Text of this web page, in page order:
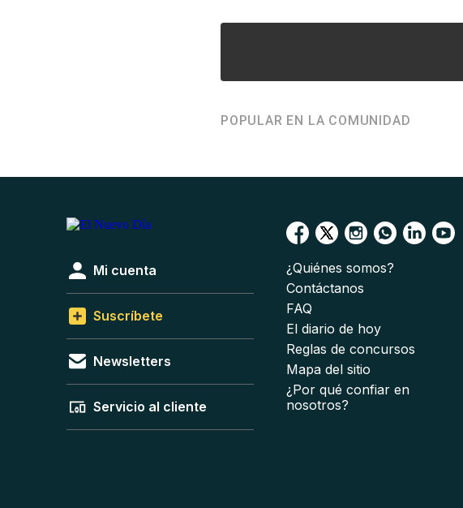
POPULAR EN LA COMUNIDAD
Mi cuenta
Suscríbete
Newsletters
Servicio al cliente
¿Quiénes somos?
Contáctanos
FAQ
El diario de hoy
Reglas de concursos
Mapa del sitio
¿Por qué confiar en
nosotros?